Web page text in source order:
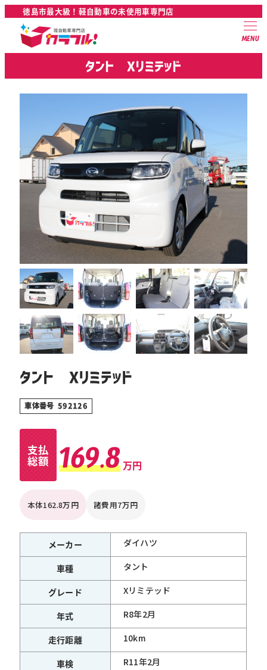
徳島市最大級！軽自動車の未使用車専門店
MENU
タント Xリミテッド
タント Xリミテッド
車体番号 592126
支払
総額 169.8 万円
本体162.8万円 諸費用7万円
メーカー ダイハツ
車種 タント
グレード Xリミテッド
年式 R8年2月
走行距離 10km
車検 R11年2月